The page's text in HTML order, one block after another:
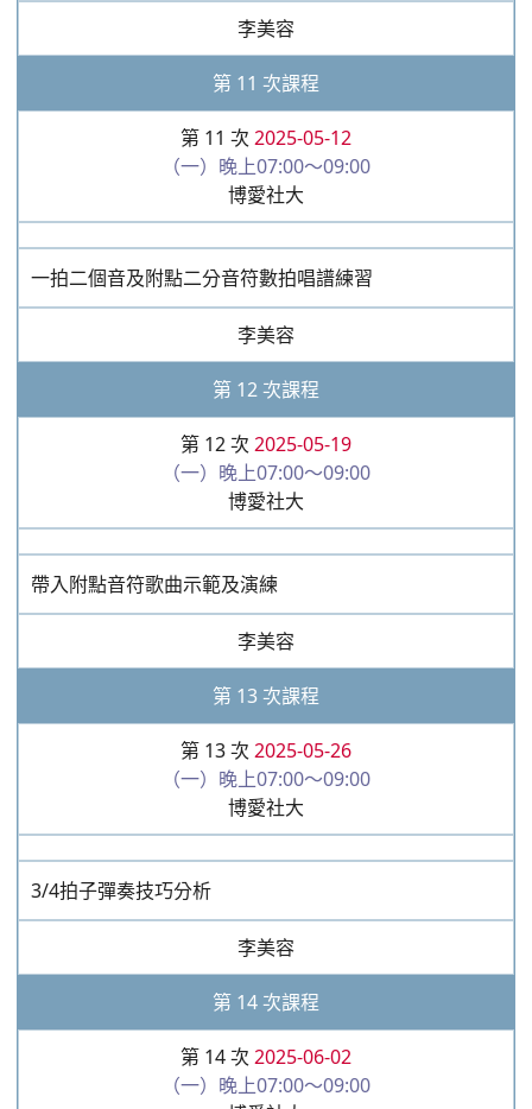
流行台語四拍子 散曲示範與演練
李美容
第 11 次課程
第 11 次2025-05-12
（一）晚上07:00～09:00
一拍二個音及附點二分音符數拍唱譜練習
李美容
第 12 次課程
第 12 次2025-05-19
（一）晚上07:00～09:00
帶入附點音符歌曲示範及演練
李美容
第 13 次課程
第 13 次2025-05-26
（一）晚上07:00～09:00
李美容
第 14 次課程
第 14 次2025-06-02